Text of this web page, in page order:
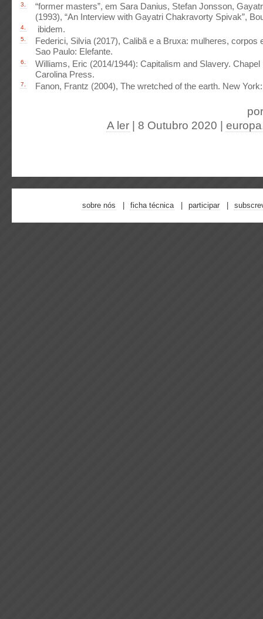
3.
“former masters”, em Sara Danius, Stefan Jonsson,
(1993), “An Interview with Gayatri Chakravorty Spivak”,
4. ibidem.
5.
Federici, Silvia (2017), Calibã e a Bruxa: mulheres, corpos
Sao Paulo: Elefante.
6.
Williams, Eric (2014/1944): Capitalism and Slavery.
Carolina Press.
7. Fanon, Frantz (2004), The wretched of the earth. New
A ler | 8 Outubro 2020 europa
sobre nós ficha técnica participar